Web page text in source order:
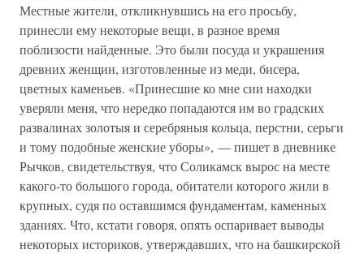
Местные жители, откликнувшись на его просьбу,
принесли ему некоторые вещи, в разное время
поблизости найденные. Это были посуда и украшения
древних женщин, изготовленные из меди, бисера,
цветных каменьев. «Принесшие ко мне сии находки
уверяли меня, что нередко попадаются им во градских
развалинах золотыя и серебряныя кольца, перстни, серьги
и тому подобные женские уборы», — пишет в дневнике
Рычков, свидетельствуя, что Соликамск вырос на месте
какого-то большого города, обитатели которого жили в
крупных, судя по оставшимся фундаментам, каменных
зданиях. Что, кстати говоря, опять оспаривает выводы
некоторых историков, утверждавших, что на башкирской